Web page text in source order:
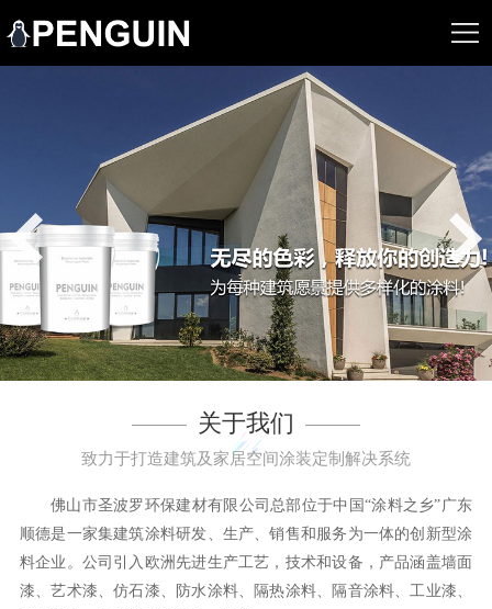
关于我们
致力于打造建筑及家居空间涂装定制解决系统
佛山市圣波罗环保建材有限公司总部位于中国“涂料之乡”广东
顺德是一家集建筑涂料研发、生产、销售和服务为一体的创新型涂
料企业。公司引入欧洲先进生产工艺，技术和设备，产品涵盖墙面
漆、艺术漆、仿石漆、防水涂料、隔热涂料、隔音涂料、工业漆、